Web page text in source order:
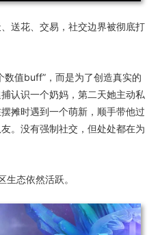
送花、交易，社交边界被彻底打
数值buff”，而是为了创造真实的
认识一个奶妈，第二天她主动私
摊时遇到一个萌新，顺手带他过
。没有强制社交，但处处都在为
生态依然活跃。